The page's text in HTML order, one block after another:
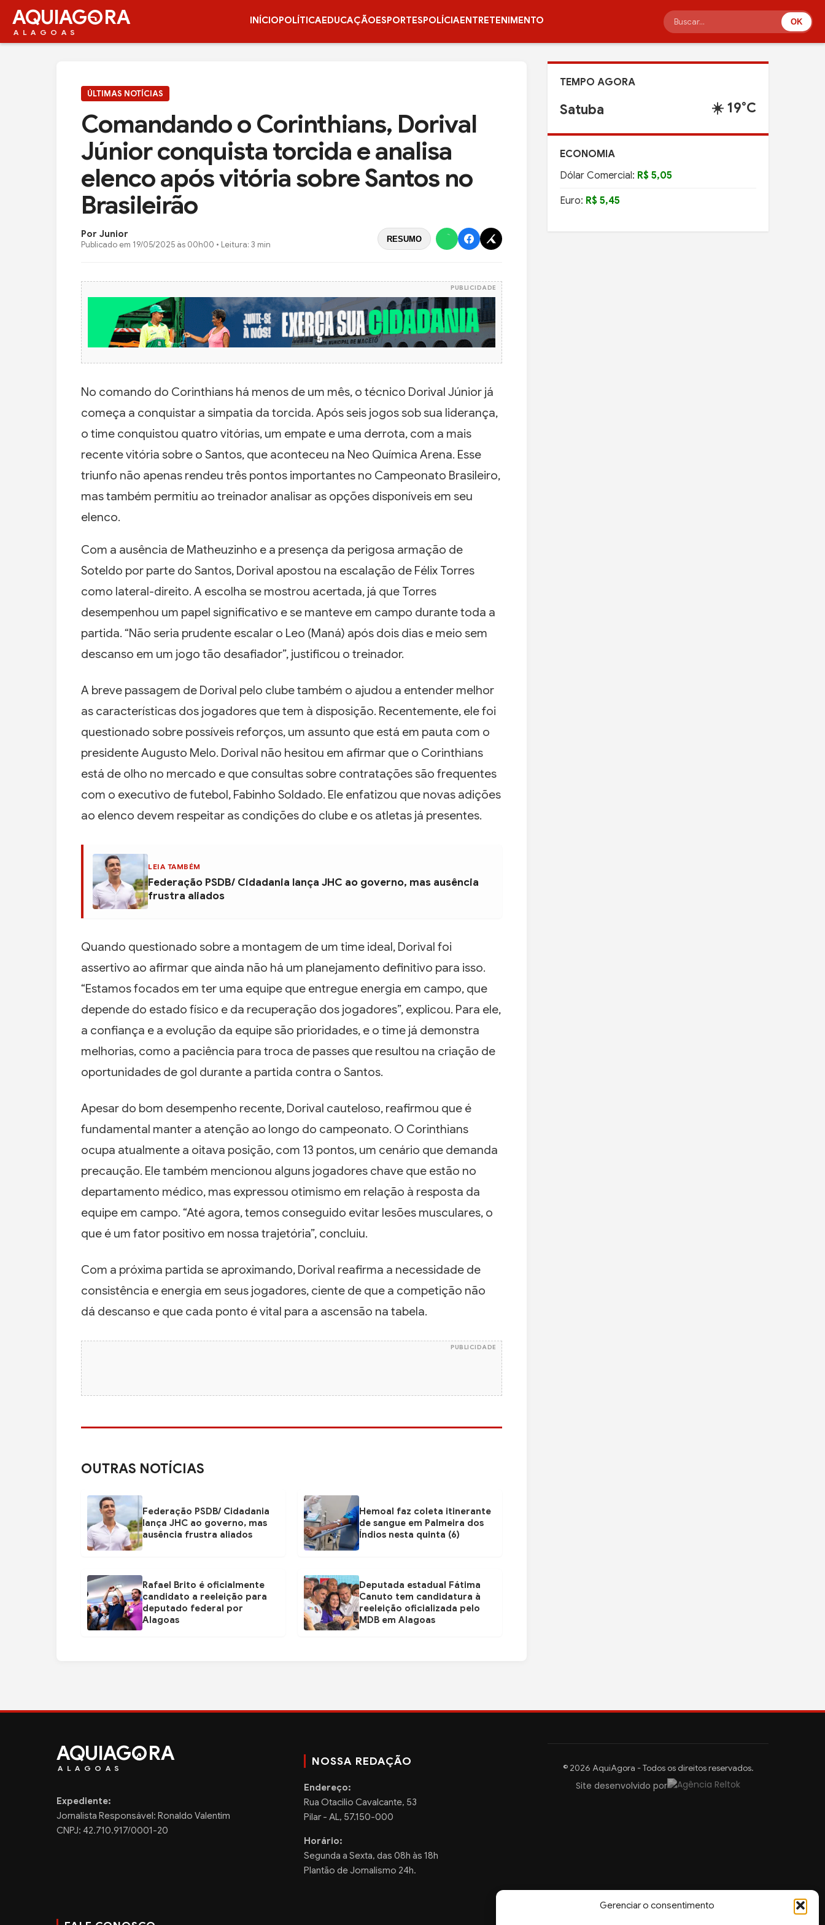
Gerenciar o consentimento
AQUIAG RA
ALAGOAS
INÍCIOPOLÍTICAEDUCAÇÃOESPORTESPOLÍCIAENTRETENIMENTO OK
ÚLTIMAS NOTÍCIAS
Comandando o Corinthians, Dorival
Júnior conquista torcida e analisa
elenco após vitória sobre Santos no
Brasileirão
Por Junior
Publicado em 19/05/2025 às 00h00 • Leitura: 3 min
RESUMO
PUBLICIDADE
No comando do Corinthians há menos de um mês, o técnico Dorival Júnior já
começa a conquistar a simpatia da torcida. Após seis jogos sob sua liderança,
o time conquistou quatro vitórias, um empate e uma derrota, com a mais
recente vitória sobre o Santos, que aconteceu na Neo Química Arena. Esse
triunfo não apenas rendeu três pontos importantes no Campeonato Brasileiro,
mas também permitiu ao treinador analisar as opções disponíveis em seu
elenco.
Com a ausência de Matheuzinho e a presença da perigosa armação de
Soteldo por parte do Santos, Dorival apostou na escalação de Félix Torres
como lateral-direito. A escolha se mostrou acertada, já que Torres
desempenhou um papel significativo e se manteve em campo durante toda a
partida. “Não seria prudente escalar o Leo (Maná) após dois dias e meio sem
descanso em um jogo tão desafiador”, justificou o treinador.
A breve passagem de Dorival pelo clube também o ajudou a entender melhor
as características dos jogadores que tem à disposição. Recentemente, ele foi
questionado sobre possíveis reforços, um assunto que está em pauta com o
presidente Augusto Melo. Dorival não hesitou em afirmar que o Corinthians
está de olho no mercado e que consultas sobre contratações são frequentes
com o executivo de futebol, Fabinho Soldado. Ele enfatizou que novas adições
ao elenco devem respeitar as condições do clube e os atletas já presentes.
LEIA TAMBÉM
Federação PSDB/ Cidadania lança JHC ao governo, mas ausência
frustra aliados
Quando questionado sobre a montagem de um time ideal, Dorival foi
assertivo ao afirmar que ainda não há um planejamento definitivo para isso.
“Estamos focados em ter uma equipe que entregue energia em campo, que
depende do estado físico e da recuperação dos jogadores”, explicou. Para ele,
a confiança e a evolução da equipe são prioridades, e o time já demonstra
melhorias, como a paciência para troca de passes que resultou na criação de
oportunidades de gol durante a partida contra o Santos.
Apesar do bom desempenho recente, Dorival cauteloso, reafirmou que é
fundamental manter a atenção ao longo do campeonato. O Corinthians
ocupa atualmente a oitava posição, com 13 pontos, um cenário que demanda
precaução. Ele também mencionou alguns jogadores chave que estão no
departamento médico, mas expressou otimismo em relação à resposta da
equipe em campo. “Até agora, temos conseguido evitar lesões musculares, o
que é um fator positivo em nossa trajetória”, concluiu.
Com a próxima partida se aproximando, Dorival reafirma a necessidade de
consistência e energia em seus jogadores, ciente de que a competição não
dá descanso e que cada ponto é vital para a ascensão na tabela.
PUBLICIDADE
OUTRAS NOTÍCIAS
Federação PSDB/ Cidadania
lança JHC ao governo, mas
ausência frustra aliados
Hemoal faz coleta itinerante
de sangue em Palmeira dos
Índios nesta quinta (6)
Rafael Brito é oficialmente
candidato a reeleição para
deputado federal por
Alagoas
Deputada estadual Fátima
Canuto tem candidatura à
reeleição oficializada pelo
MDB em Alagoas
TEMPO AGORA
Satuba ☀️ 19°C
ECONOMIA
Dólar Comercial: R$ 5,05
Euro: R$ 5,45
AQUIAG RA
ALAGOAS
Expediente:
Jornalista Responsável: Ronaldo Valentim
CNPJ: 42.710.917/0001-20
NOSSA REDAÇÃO
Endereço:
Rua Otacilio Cavalcante, 53
Pilar - AL, 57.150-000
Horário:
Segunda a Sexta, das 08h às 18h
Plantão de Jornalismo 24h.
© 2026 AquiAgora - Todos os direitos reservados.
Site desenvolvido por